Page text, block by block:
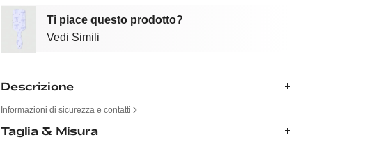
Ti piace questo prodotto?
Vedi Simili
Descrizione
Informazioni di sicurezza e contatti
Taglia & Misura